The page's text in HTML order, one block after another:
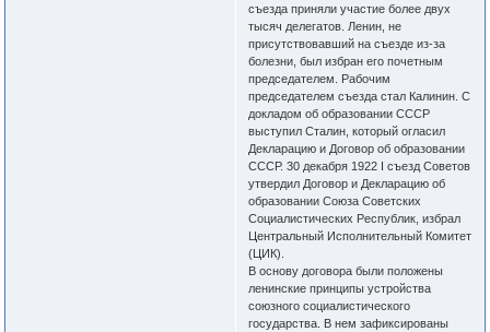
съезда приняли участие более двух
тысяч делегатов. Ленин, не
присутствовавший на съезде из-за
болезни, был избран его почетным
председателем. Рабочим
председателем съезда стал Калинин. С
докладом об образовании СССР
выступил Сталин, который огласил
Декларацию и Договор об образовании
СССР. 30 декабря 1922 I съезд Советов
утвердил Договор и Декларацию об
образовании Союза Советских
Социалистических Республик, избрал
Центральный Исполнительный Комитет
(ЦИК).
В основу договора были положены
ленинские принципы устройства
союзного социалистического
государства. В нем зафиксированы